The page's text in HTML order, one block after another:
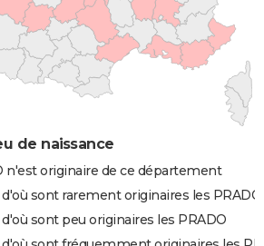
de naissance
n'est originaire de ce département
sont rarement originaires les PRADO
sont peu originaires les PRADO